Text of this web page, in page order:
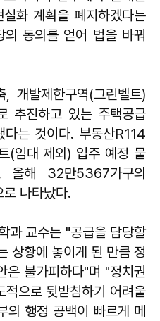
화 계획을 폐지하겠다는
동의를 얻어 법을 바꿔
개발제한구역(그린벨트)
추진하고 있는 주택공급
는 것이다. 부동산R114
(임대 제외) 입주 예정 물
해 32만5367가구의
나타났다.
과 교수는 "공급을 담당할
상황에 놓이게 된 만큼 정
은 불가피하다"며 "정치권
으로 뒷받침하기 어려울
의 행정 공백이 빠르게 메